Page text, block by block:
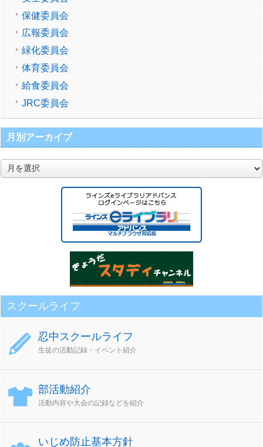
保健委員会
広報委員会
緑化委員会
体育委員会
給食委員会
JRC委員会
月別アーカイブ
月
別
スクールライフ
忍中スクールライフ
生徒の活動記録・イベント紹介
部活動紹介
活動内容や大会の記録などを紹介
いじめ防止基本方針